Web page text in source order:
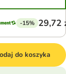
-15% 29,72
do koszyka